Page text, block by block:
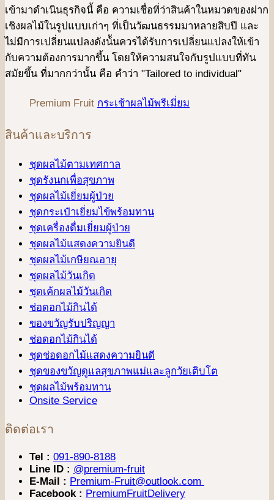
เข้ามาดําเนินธุรกิจนี้ คือ ความเชื่อที่ว่าสินค้าในหมวดของฝาก
เชิงผลไม้ในรูปแบบเก่าๆ ที่เป็นวัฒนธรรมมาหลายสิบปี และ
ไม่มีการเปลี่ยนแปลงดังน้ันควรได้รับการเปลี่ยนแปลงให้เข้า
กับความต้องการมากขึ้น โดยให้ความสนใจกับรูปแบบที่ทัน
สมัยขึ้น ที่มากกว่านั้น คือ คําว่า "Tailored to individual"
Premium Fruit กระเช้าผลไม้พรีเมี่ยม
สินค้าและบริการ
ชุดผลไม้ตามเทศกาล
ชุดรังนกเพื่อสุขภาพ
ชุดผลไม้เยี่ยมผู้ป่วย
ชุดกระเป๋าเยี่ยมไข้พร้อมทาน
ชุดเครื่องดื่มเยี่ยมผู้ป่วย
ชุดผลไม้แสดงความยินดี
ชุดผลไม้เกษียณอายุ
ชุดผลไม้วันเกิด
ชุดเค้กผลไม้วันเกิด
ช่อดอกไม้กินได้
ของขวัญรับปริญญา
ช่อดอกไม้กินได้
ชุดช่อดอกไม้แสดงความยินดี
ชุดของขวัญดูแลสุขภาพแม่และลูกวัยเติบโต
ชุดผลไม้พร้อมทาน
Onsite Service
ติดต่อเรา
Tel : 091-890-8188
Line ID : @premium-fruit
E-Mail : Premium-Fruit@outlook.com
Facebook : PremiumFruitDelivery